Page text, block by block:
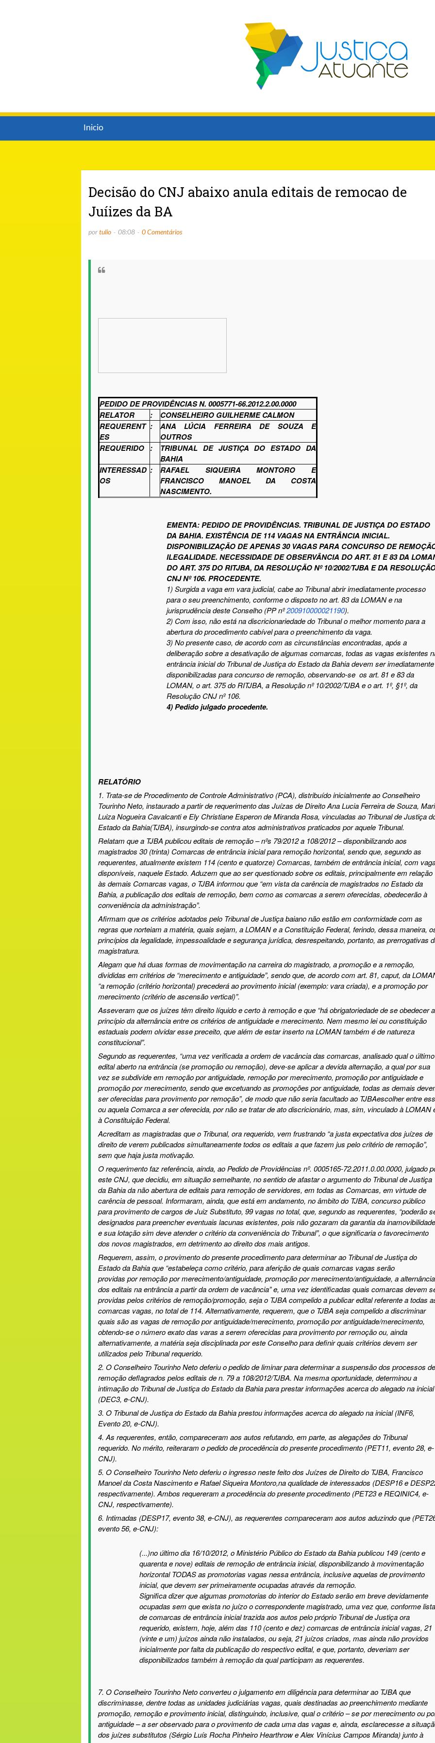
Inicio
Decisão do CNJ abaixo anula editais de remocao de
Juíizes da BA
portulio 08:08 0 Comentários
PEDIDO DE PROVIDÊNCIASN. 0005771-66.2012.2.00.0000
RELATOR
: CONSELHEIRO GUILHERME CALMON
REQUERENT
ES
:
ANA LÚCIA FERREIRA DE SOUZA E
OUTROS
REQUERIDO :
TRIBUNAL DE JUSTIÇA DO ESTADO DA
BAHIA
INTERESSAD
OS
:
RAFAEL SIQUEIRA MONTORO E
FRANCISCO MANOEL DA COSTA
NASCIMENTO.
EMENTA: PEDIDO DE PROVIDÊNCIAS. TRIBUNAL DE JUSTIÇA DO ESTADO
DA BAHIA. EXISTÊNCIA DE 114 VAGASNA ENTRÂNCIA INICIAL.
DISPONIBILIZAÇÃO DE APENAS 30 VAGAS PARA CONCURSO DE
ILEGALIDADE. NECESSIDADE DE OBSERVÂNCIA DO ART. 81 E 83 DA
DO ART. 375 DO RITJBA, DA RESOLUÇÃO Nº 10/2002/TJBA E DA
CNJ Nº 106. PROCEDENTE.
1) Surgida a vaga em vara judicial, cabe ao Tribunal abrir imediatamente processo
para o seu preenchimento, conforme o disposto no art. 83 da LOMAN e na
jurisprudência deste Conselho (PP nº200910000021190).
2) Com isso, nãoestá na discricionariedade do Tribunal o melhor momento para a
abertura do procedimento cabível para o preenchimento da vaga.
3) No presente caso, de acordo com as circunstâncias encontradas, após a
deliberação sobre a desativação de algumas comarcas, todas as vagas existentes
entrância inicial do Tribunal de Justiça do Estado da Bahia devem ser imediatamente
disponibilizadas para concurso de remoção, observando-se os art. 81 e 83 da
LOMAN, o art. 375 do RITJBA, a Resolução nº 10/2002/TJBA e o art. 1º, §1º, da
Resolução CNJ nº 106.
4) Pedido julgado procedente.
RELATÓRIO
1. Trata-sede Procedimento de Controle Administrativo (PCA), distribuído inicialmente ao Conselheiro
Tourinho Neto, instaurado a partir de requerimento das Juízas de Direito Ana Lucia Ferreira de Souza,
Luiza Nogueira Cavalcanti e Ely Christiane Esperon de Miranda Rosa, vinculadas ao Tribunal de Justiça
Estado da Bahia(TJBA), insurgindo-se contra atos administrativos praticados por aquele Tribunal.
Relatam que a TJBA publicou editais de remoção – nºs 79/2012 a 108/2012 – disponibilizando aos
magistrados 30 (trinta) Comarcas de entrância inicial para remoção horizontal, sendo que, segundo as
requerentes, atualmente existem 114 (cento e quatorze) Comarcas, também de entrância inicial, com
disponíveis, naquele Estado. Aduzem que ao ser questionado sobre os editais, principalmente em relação
às demais Comarcas vagas, o TJBA informou que “em vista da carência de magistrados no Estado da
Bahia, a publicação dos editais de remoção, bem como as comarcas a serem oferecidas, obedecerão à
conveniência da administração”.
Afirmam que os critérios adotados pelo Tribunal de Justiça baiano não estão em conformidade com as
regras que norteiam a matéria, quais sejam, a LOMAN e a Constituição Federal, ferindo, dessa maneira,
princípios da legalidade, impessoalidade e segurança jurídica, desrespeitando, portanto, as prerrogativas
magistratura.
Alegam que há duas formas de movimentação na carreira do magistrado, a promoção e a remoção,
divididas em critérios de “merecimento e antiguidade”, sendo que, de acordo com art. 81, caput, da
“a remoção (critério horizontal) precederá ao provimento inicial (exemplo: vara criada), e a promoção por
merecimento (critério de ascensão vertical)”.
Asseveram que os juízes têm direito líquido e certo à remoção e que “há obrigatoriedade de se obedecer
princípio da alternância entre os critérios de antiguidade e merecimento. Nem mesmo lei ou constituição
estaduais podem olvidar esse preceito, que além de estar inserto na LOMAN também é de natureza
constitucional”.
Segundo as requerentes, “uma vez verificada a ordem de vacância das comarcas, analisado qual o último
edital aberto na entrância (se promoção ou remoção), deve-se aplicar a devida alternação, a qual por sua
vez se subdivide em remoção por antiguidade, remoção por merecimento, promoção por antiguidade e
promoção por merecimento, sendo que excetuando as promoções por antiguidade, todas as demais
ser oferecidas para provimento por remoção”, de modo que não seria facultado ao TJBAescolher entre
ou aquela Comarca a ser oferecida, por não se tratar de ato discricionário, mas, sim, vinculado à LOMAN
à Constituição Federal.
Acreditam as magistradas que o Tribunal, ora requerido, vem frustrando “a justa expectativa dos juízes de
direito de verem publicados simultaneamente todos os editais a que fazem jus pelo critério de remoção”,
sem que haja justa motivação.
O requerimento faz referência, ainda, ao Pedido de Providências nº. 0005165-72.2011.0.00.0000, julgado
este CNJ, que decidiu, em situação semelhante, no sentido de afastar o argumento do Tribunal de Justiça
da Bahia da não abertura de editais para remoção de servidores, em todas as Comarcas, em virtude de
carência de pessoal. Informaram, ainda, que está em andamento, no âmbito do TJBA, concurso público
para provimento de cargos de Juiz Substituto, 99 vagas no total, que, segundo as requerentes, “poderão
designados para preencher eventuais lacunas existentes, pois não gozaram da garantia da inamovibilidade
e sua lotação sim deve atender o critério da conveniência do Tribunal”, o que significaria o favorecimento
dos novos magistrados, em detrimento ao direito dos mais antigos.
Requerem, assim, o provimento do presente procedimento para determinarao Tribunal de Justiça do
Estado da Bahiaque “estabeleçacomo critério, para aferição dequais comarcas vagas serão
providas porremoção por merecimento/antiguidade, promoção por merecimento/antiguidade, a alternância
dos editais na entrância a partir da ordem de vacância”e, uma vez identificadas quais comarcas devem
providas pelos critérios de remoção/promoção, seja o TJBA compelido a publicar edital referente a todas
comarcas vagas, no total de 114. Alternativamente, requerem, que o TJBA seja compelido a discriminar
quais são as vagas de remoção por antiguidade/merecimento, promoção por antiguidade/merecimento,
obtendo-se o número exato das varas a serem oferecidas para provimento por remoção ou, ainda
alternativamente, a matéria seja disciplinada por este Conselho para definir quais critérios devem ser
utilizados pelo Tribunal requerido.
2. O Conselheiro Tourinho Neto deferiuo pedido de liminar para determinar a suspensão dos processos de
remoção deflagrados pelos editais de n. 79 a 108/2012/TJBA. Na mesma oportunidade, determinoua
intimação do Tribunal de Justiça do Estado da Bahia para prestar informações acerca do alegado na inicial
(DEC3, e-CNJ).
3. O Tribunal de Justiça do Estado da Bahia prestou informações acerca do alegado na inicial(INF6,
Evento20, e-CNJ).
4. As requerentes, então, compareceram aos autos refutando, em parte, as alegações do Tribunal
requerido. No mérito, reiteraram o pedido de procedência do presente procedimento (PET11, evento 28, e-
CNJ).
5. O Conselheiro Tourinho Neto deferiuo ingressoneste feitodos Juízes de Direito do TJBA, Francisco
Manoel da Costa Nascimentoe Rafael Siqueira Montoro,na qualidade de interessados (DESP16 e
respectivamente). Ambos requereram a procedência do presenteprocedimento (PET23e REQINIC4, e-
CNJ, respectivamente).
6. Intimadas (DESP17, evento38, e-CNJ), as requerentes compareceram aos autos aduzindo que
evento 56, e-CNJ):
(...)no último dia 16/10/2012, o Ministério Público do Estado da Bahia publicou 149 (cento e
quarenta e nove) editais de remoção de entrância inicial, disponibilizando à movimentação
horizontal TODAS as promotorias vagas nessa entrância, inclusive aquelas de provimento
inicial, que devem ser primeiramente ocupadas através da remoção.
Significa dizer que algumas promotorias do interior do Estado serão em breve devidamente
ocupadas sem que exista no juízo o correspondente magistrado, uma vez que, conforme lista
de comarcas de entrância inicial trazida aos autos pelo próprio Tribunal de Justiça ora
requerido, existem, hoje, além das 110 (cento e dez) comarcas de entrância inicial vagas, 21
(vinte e um) juízos ainda não instalados, ou seja, 21 juízos criados, mas ainda não providos
inicialmente por falta da publicação do respectivo edital, e que, portanto, deveriam ser
disponibilizados também à remoção da qual participam as requerentes.
7. O Conselheiro Tourinho Neto converteuo julgamento em diligência para determinar ao TJBA que
discriminasse, dentre todas as unidades judiciárias vagas, quais destinadas ao preenchimento mediante
promoção, remoção e provimento inicial, distinguindo, inclusive, qual o critério – se por merecimento ou
antiguidade – a ser observado para o provimento de cada uma das vagas e, ainda, esclarecesse a
dos juízes substitutos (Sérgio Luís Rocha Pinheiro Hearthrow e Alex Vinícius Campos Miranda) junto à